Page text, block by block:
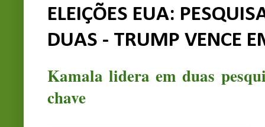
ELEIÇÕES EUA:
DUAS - TRUMP VENCE
Kamala lidera em duas
chave